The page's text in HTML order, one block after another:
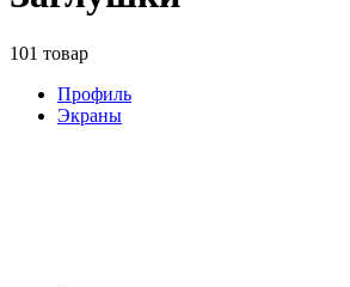
101 товар
Профиль
Экраны